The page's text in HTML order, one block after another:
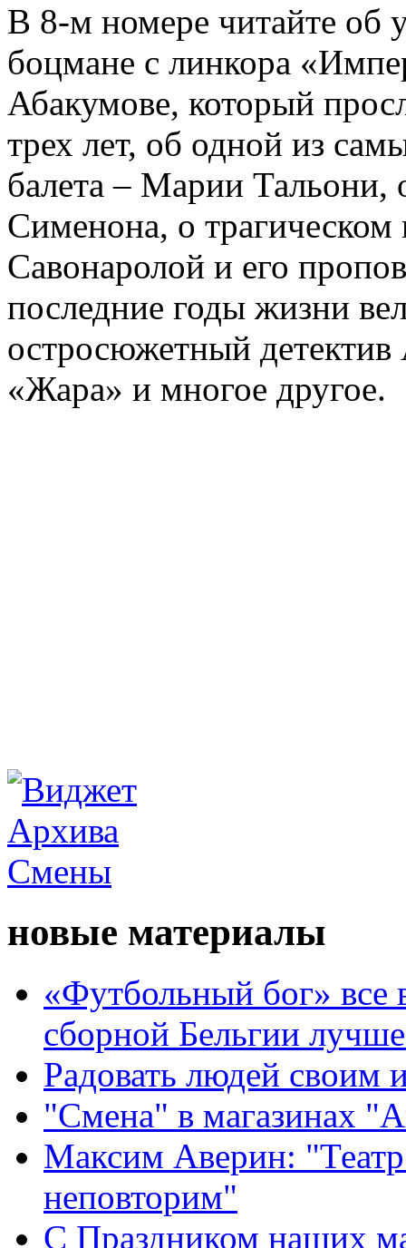
В 8-м номере читайте об
боцмане с линкора
Абакумове, который
трех лет, об одной из
балета – Марии
Сименона, о трагическом
Савонаролой и его
последние годы жизни
остросюжетный детектив
«Жара» и многое другое.
новые материалы
«Футбольный бог» все
сборной Бельгии
Радовать людей своим
"Смена" в магазинах
Максим Аверин:
неповторим"
С Праздником наших